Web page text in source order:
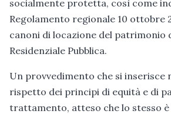
socialmente protetta, così come
Regolamento regionale 10 ottobre
canoni di locazione del patrimonio
Residenziale Pubblica.
Un provvedimento che si inserisce
rispetto dei principi di equità e di
trattamento, atteso che lo stesso